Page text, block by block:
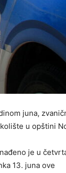
juna,
u opštini
je u
13. juna ove